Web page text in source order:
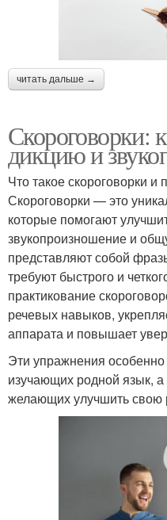
читать дальше →
Скороговорки:
дикцию и
Что такое скороговорки
Скороговорки — это
которые помогают
звукопроизношение и
представляют собой
требуют быстрого и
практикование
речевых навыков,
аппарата и повышает
Эти упражнения
изучающих родной язык,
желающих улучшить свою